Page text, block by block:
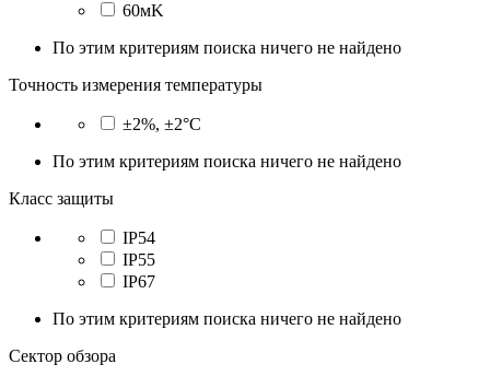
60мK
По этим критериям поиска ничего не найдено
Точность измерения температуры
±2%, ±2°C
По этим критериям поиска ничего не найдено
Класс защиты
IP54
IP55
IP67
По этим критериям поиска ничего не найдено
Сектор обзора